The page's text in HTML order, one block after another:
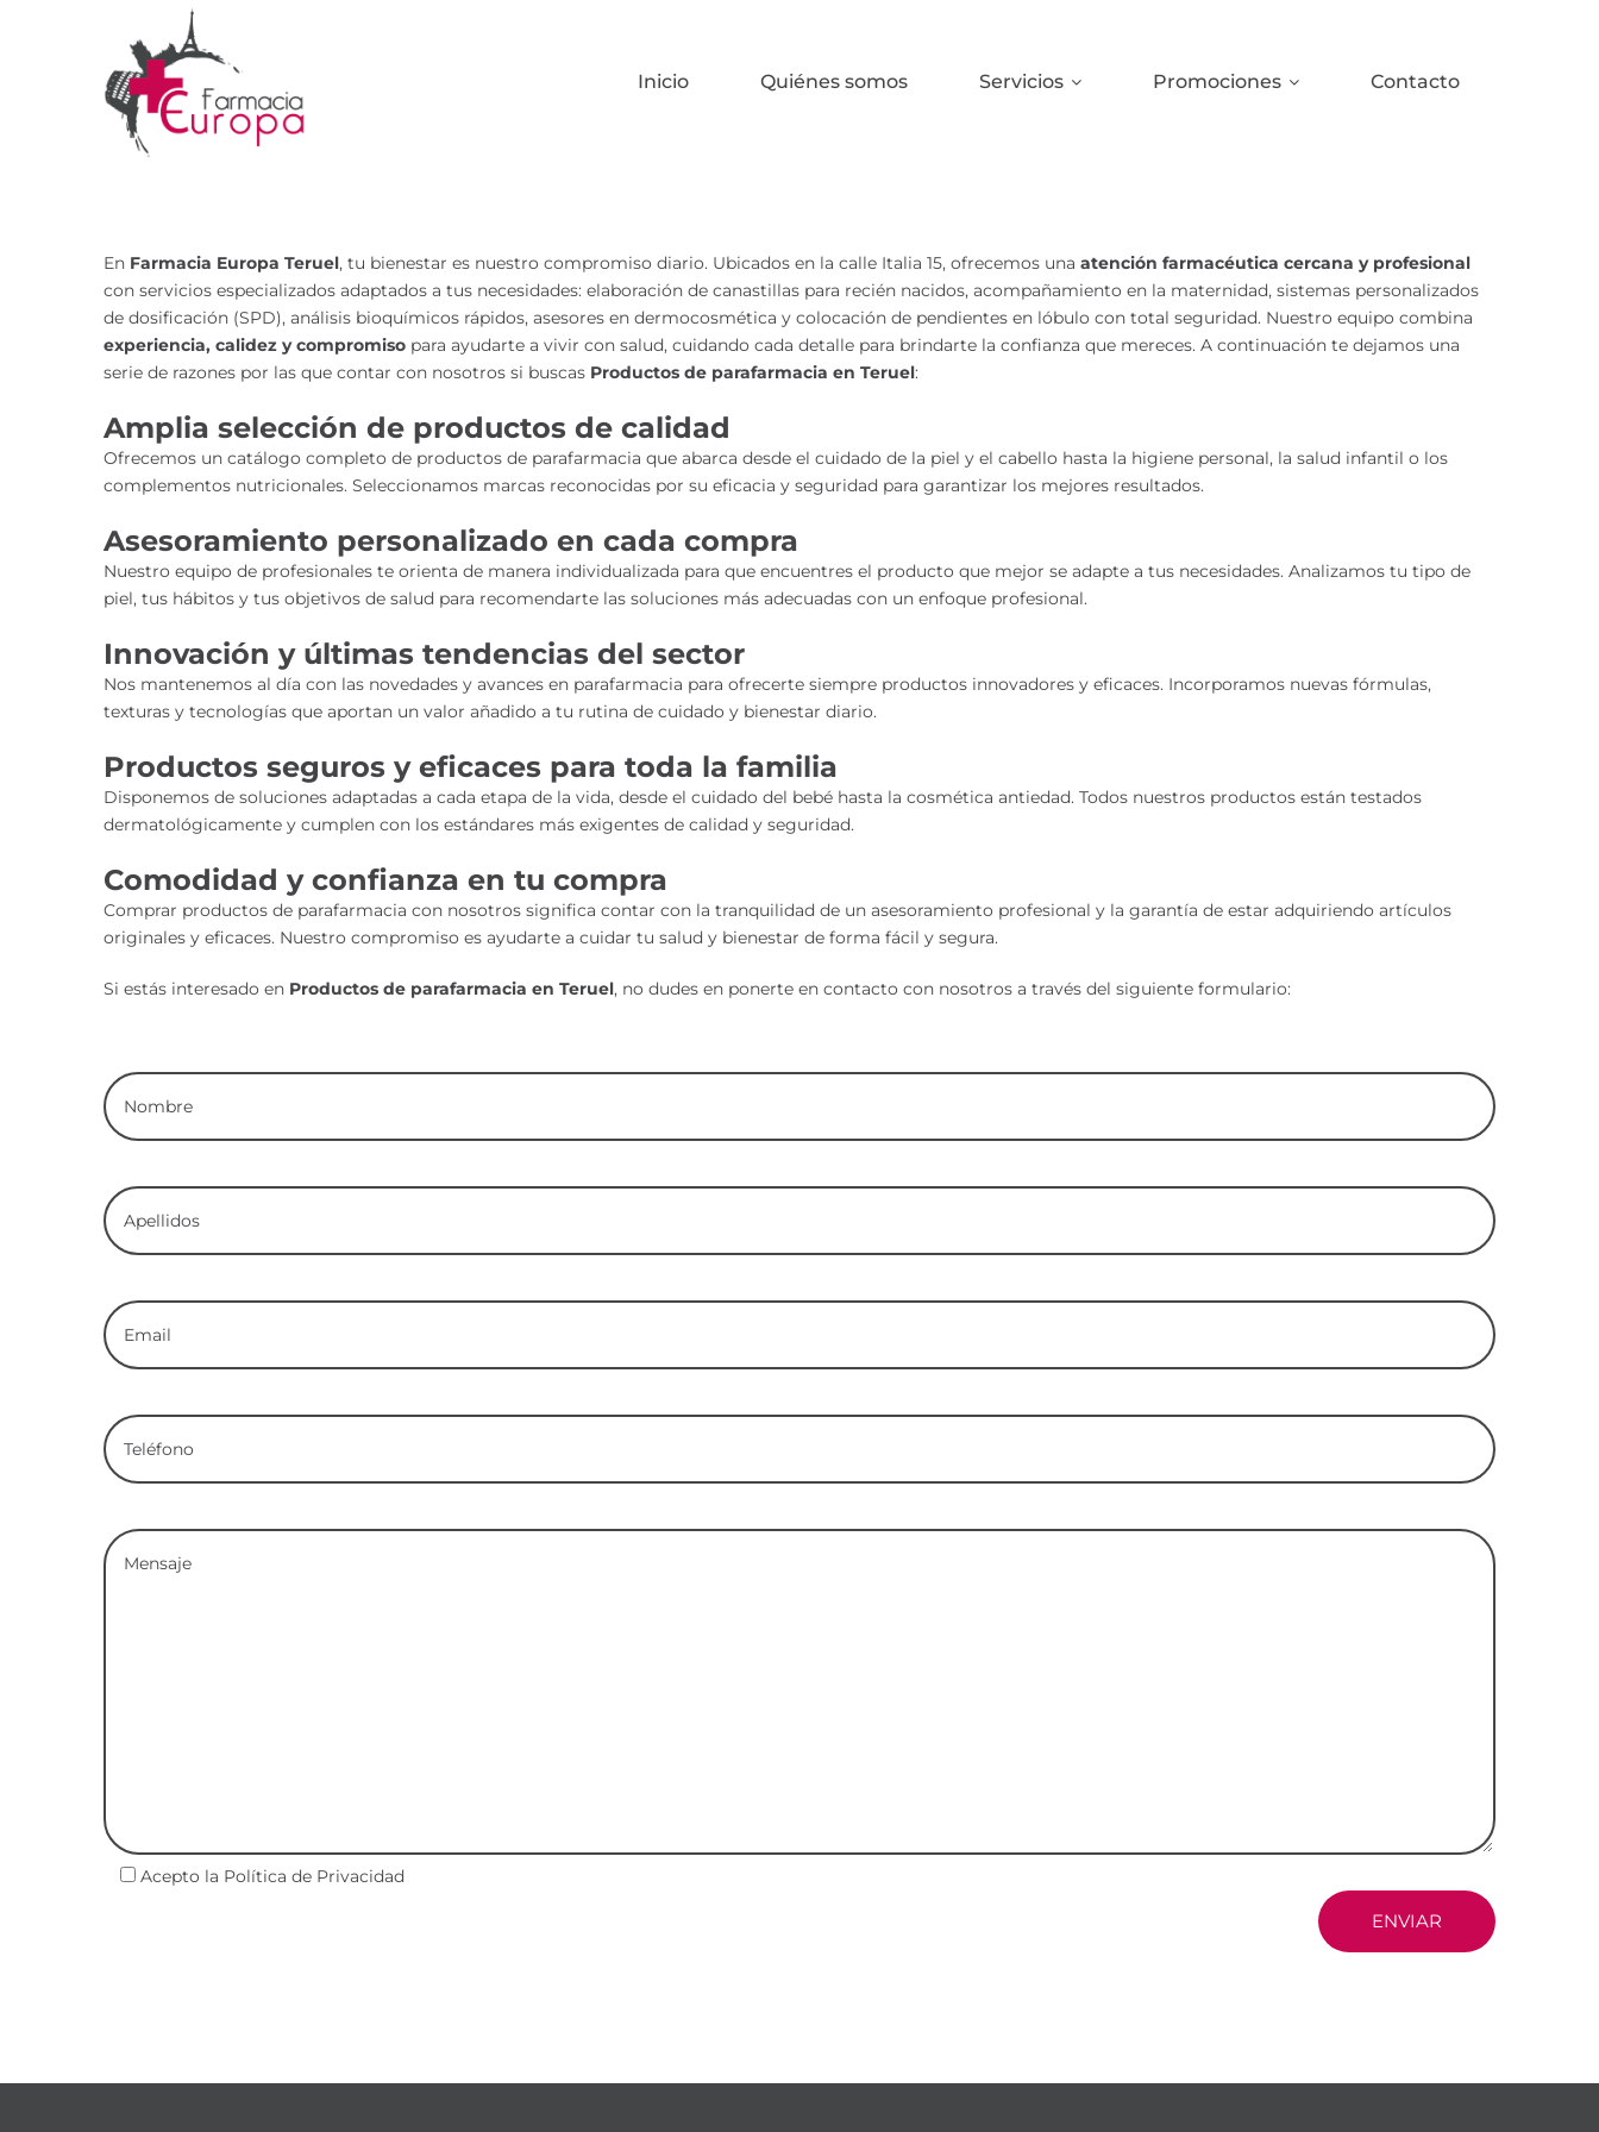
Inicio Quiénes somos Servicios Promociones Contacto
En Farmacia Europa Teruel, tu bienestar es nuestro compromiso diario. Ubicados en la calle Italia 15, ofrecemos una atención farmacéutica cercana y profesional
con servicios especializados adaptados a tus necesidades: elaboración de canastillas para recién nacidos, acompañamiento en la maternidad, sistemas personalizados
de dosificación (SPD), análisis bioquímicos rápidos, asesores en dermocosmética y colocación de pendientes en lóbulo con total seguridad. Nuestro equipo combina
experiencia, calidez y compromiso para ayudarte a vivir con salud, cuidando cada detalle para brindarte la confianza que mereces. A continuación te dejamos una
serie de razones por las que contar con nosotros si buscas Productos de parafarmacia en Teruel:
Amplia selección de productos de calidad
Ofrecemos un catálogo completo de productos de parafarmacia que abarca desde el cuidado de la piel y el cabello hasta la higiene personal, la salud infantil o los
complementos nutricionales. Seleccionamos marcas reconocidas por su eficacia y seguridad para garantizar los mejores resultados.
Asesoramiento personalizado en cada compra
Nuestro equipo de profesionales te orienta de manera individualizada para que encuentres el producto que mejor se adapte a tus necesidades. Analizamos tu tipo de
piel, tus hábitos y tus objetivos de salud para recomendarte las soluciones más adecuadas con un enfoque profesional.
Innovación y últimas tendencias del sector
Nos mantenemos al día con las novedades y avances en parafarmacia para ofrecerte siempre productos innovadores y eficaces. Incorporamos nuevas fórmulas,
texturas y tecnologías que aportan un valor añadido a tu rutina de cuidado y bienestar diario.
Productos seguros y eficaces para toda la familia
Disponemos de soluciones adaptadas a cada etapa de la vida, desde el cuidado del bebé hasta la cosmética antiedad. Todos nuestros productos están testados
dermatológicamente y cumplen con los estándares más exigentes de calidad y seguridad.
Comodidad y confianza en tu compra
Comprar productos de parafarmacia con nosotros significa contar con la tranquilidad de un asesoramiento profesional y la garantía de estar adquiriendo artículos
originales y eficaces. Nuestro compromiso es ayudarte a cuidar tu salud y bienestar de forma fácil y segura.
Si estás interesado en Productos de parafarmacia en Teruel, no dudes en ponerte en contacto con nosotros a través del siguiente formulario:
Acepto la Política de Privacidad